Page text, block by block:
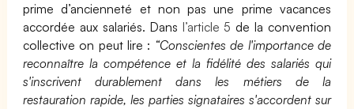
prime d’ancienneté et non pas une prime vacances
accordée aux salariés. Dans l’article 5 de la convention
collective on peut lire : “Conscientes de l'importance de
reconnaître la compétence et la fidélité des salariés qui
s'inscrivent durablement dans les métiers de la
restauration rapide, les parties signataires s'accordent sur